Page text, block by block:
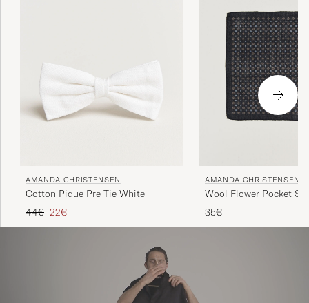
AMANDA CHRISTENSEN
Cotton Pique Pre Tie White
Regulärer Preis
44€ Reduzierter Preis
22€
AMANDA CHRISTENSEN
Wool Flower Pocket
35€